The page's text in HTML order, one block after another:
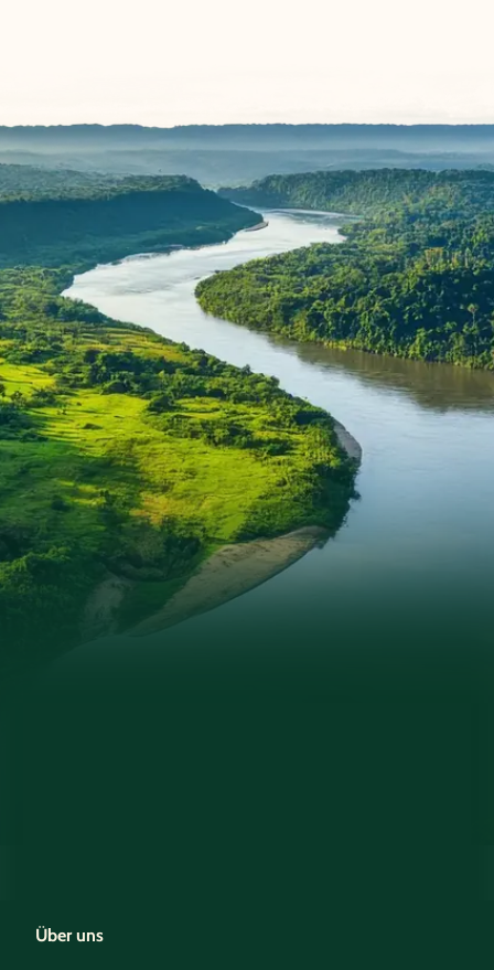
Über uns